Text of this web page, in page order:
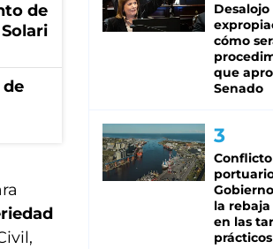
de
cómo
que
Senado
Conflicto
la rebaja
en las
prácticos